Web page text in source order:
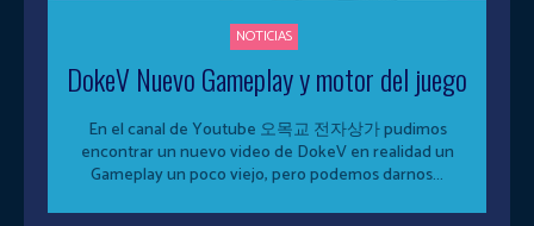
NOTICIAS
DokeV Nuevo Gameplay y motor del juego
En el canal de Youtube 오목교 전자상가 pudimos
encontrar un nuevo video de DokeV en realidad un
Gameplay un poco viejo, pero podemos darnos...